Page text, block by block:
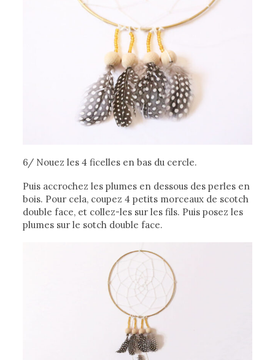
6/ Nouez les 4 ficelles en bas du cercle.
Puis accrochez les plumes en dessous des perles en
bois. Pour cela, coupez 4 petits morceaux de scotch
double face, et collez-les sur les fils. Puis posez les
plumes sur le sotch double face.